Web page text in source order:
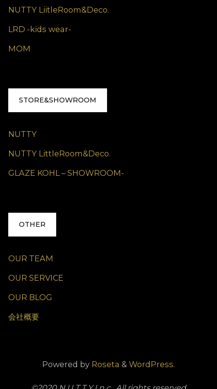
NUTTY LiitleRoom&Deco.
LRD -kids wear-
MOM
STORE&SHOWROOM
NUTTY
NUTTY LittleRoom&Deco.
GLAZE KOHL – SHOWROOM-
OTHER
OUR TEAM
OUR SERVICE
OUR BLOG
会社概要
Powered by Roseta & WordPress.